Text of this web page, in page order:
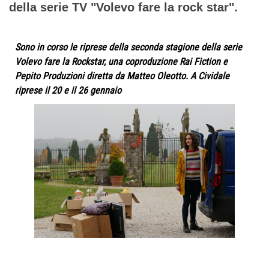
della serie TV "Volevo fare la rock star".
Sono in corso le riprese della seconda stagione della serie
Volevo fare la Rockstar, una coproduzione Rai Fiction e
Pepito Produzioni diretta da Matteo Oleotto. A Cividale
riprese il 20 e il 26 gennaio